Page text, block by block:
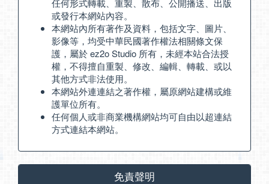
任何形式轉載、重製、散布、公開播送、出版
或發行本網站內容。
本網站內所有著作及資料，包括文字、圖片、
影像等，均受中華民國著作權法相關條文保
護，屬於 ez2o Studio 所有，未經本站合法授
權，不得擅自重製、修改、編輯、轉載、或以
其他方式非法使用。
本網站外連連結之著作權，屬原網站建構或維
護單位所有。
任何個人或非商業機構網站均可自由以超連結
方式連結本網站。
免責聲明